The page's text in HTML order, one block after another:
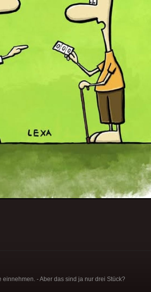
- Aber das sind ja nur drei Stück?